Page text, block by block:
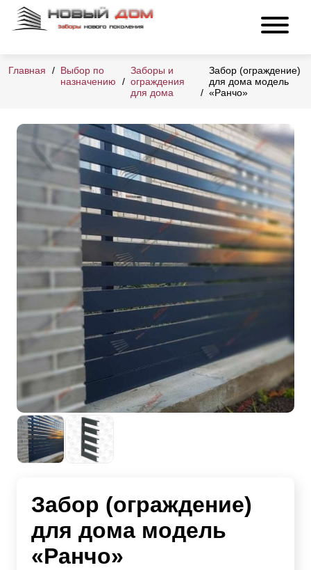
Главная
Выбор по
назначению
Заборы и
ограждения
для дома
Забор (ограждение)
для дома модель
«Ранчо»
Забор (ограждение)
для дома модель
«Ранчо»